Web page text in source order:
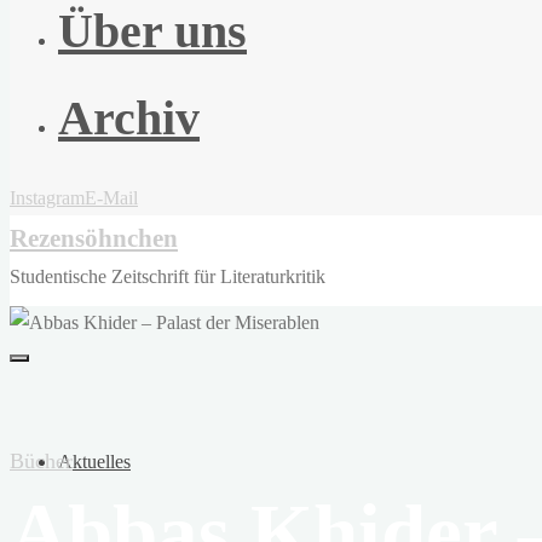
Über uns
Archiv
InstagramE-Mail
Rezensöhnchen
Studentische Zeitschrift für Literaturkritik
Aktuelles
Bücher